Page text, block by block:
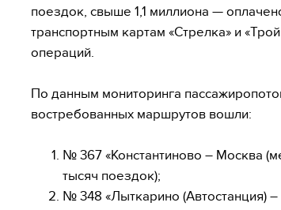
поездок, свыше 1,1 миллиона —
транспортным картам «Стрелка» и
операций.
По данным мониторинга
востребованных маршрутов вошли:
№ 367 «Константиново – Москва
тысяч поездок);
№ 348 «Лыткарино (Автостанция)